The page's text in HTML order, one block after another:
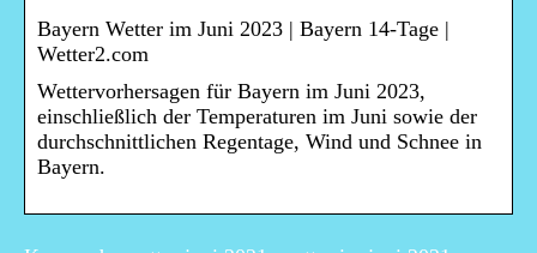
Bayern Wetter im Juni 2023 | Bayern 14-Tage |
Wetter2.com
Wettervorhersagen für Bayern im Juni 2023,
einschließlich der Temperaturen im Juni sowie der
durchschnittlichen Regentage, Wind und Schnee in
Bayern.